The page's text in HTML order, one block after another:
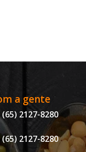
a gente
(65) 2127-8280
(65) 2127-8280